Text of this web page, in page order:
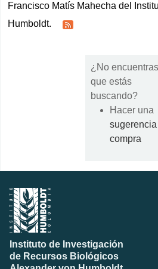
Francisco Matís Mahecha del
Humboldt.
¿No
que estás
buscando?
Hacer una
compra
Instituto de Investigación
de Recursos Biológicos